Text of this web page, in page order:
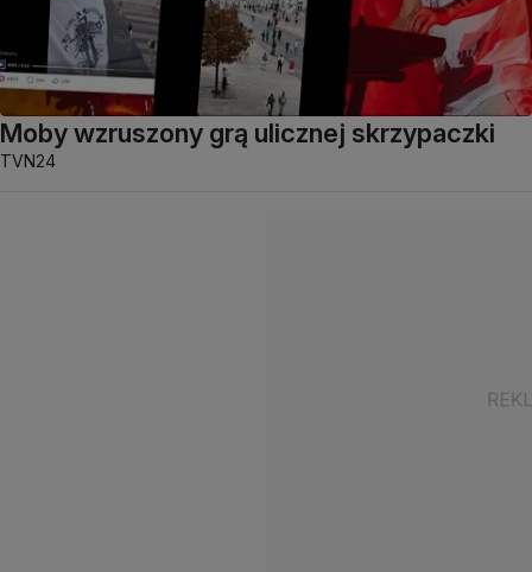
Moby wzruszony grą ulicznej skrzypaczki
TVN24